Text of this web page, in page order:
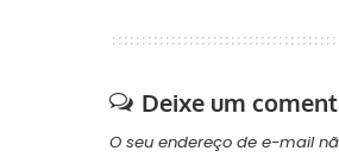
Deixe um
O seu endereço de e-mail